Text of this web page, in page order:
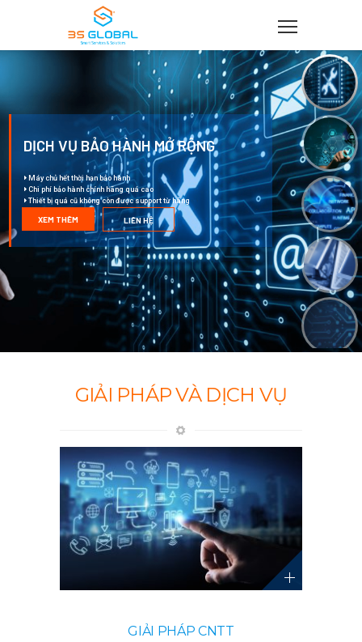
DỊCH VỤ BẢO HÀNH MỞ RỘNG
Máy chủ hết thời hạn bảo hành
Chi phí bảo hành chính hãng quá cao
Thiết bị quá cũ không còn được support từ hãng
XEM THÊM LIÊN HỆ
GIẢI PHÁP VÀ DỊCH VỤ
GIẢI PHÁP CNTT